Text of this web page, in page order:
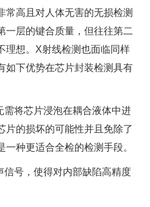
常高且对人体无害的无损检测
一层的键合质量，但往往第二
理想。X射线检测也面临同样
如下优势在芯片封装检测具有
需将芯片浸泡在耦合液体中进
片的损坏的可能性并且免除了
种更适合全检的检测手段。
信号，使得对内部缺陷高精度